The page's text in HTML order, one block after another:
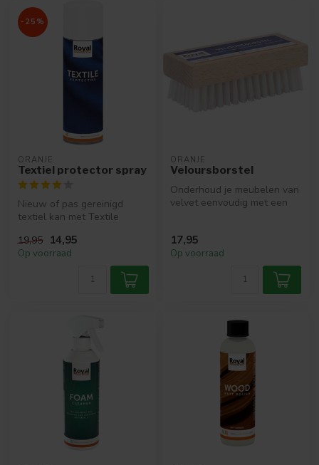
-25%
ORANJE
Textiel protector spray
Nieuw of pas gereinigd
textiel kan met Textile
worden te...
19,95 14,95
Op voorraad
ORANJE
Veloursborstel
Onderhoud je meubelen van
velvet eenvoudig met een
17,95
Op voorraad